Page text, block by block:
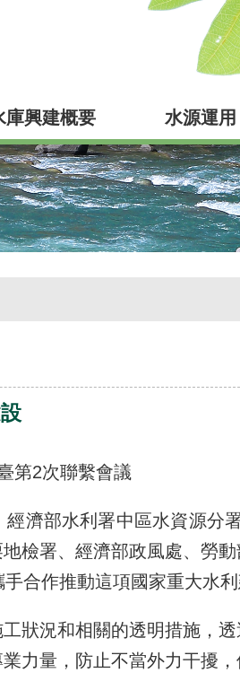
庫興建概要 水源運用
第2次聯繫會議
濟部水利署中區水資源
檢署、經濟部政風處、勞
合作推動這項國家重大水
狀況和相關的透明措施，
力量，防止不當外力干擾